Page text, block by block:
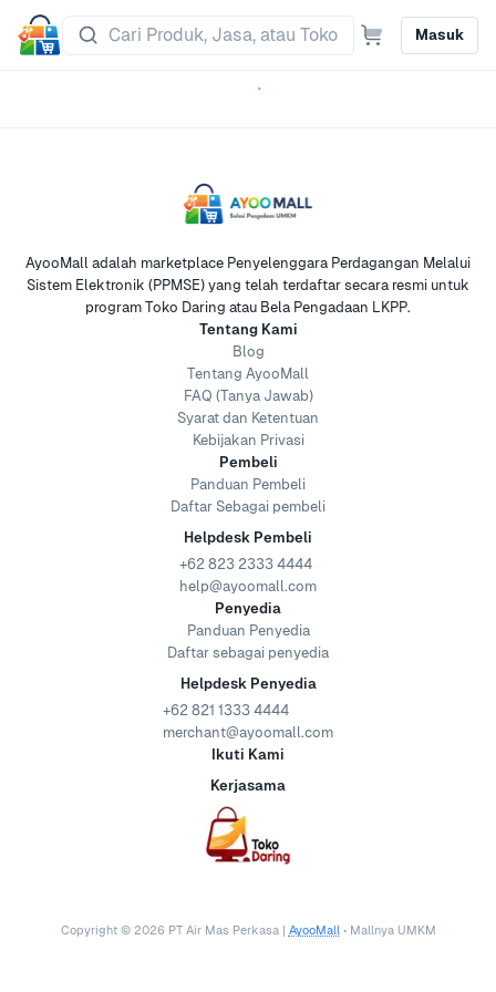
Masuk
AyooMall adalah marketplace Penyelenggara Perdagangan Melalui
Sistem Elektronik (PPMSE) yang telah terdaftar secara resmi untuk
program Toko Daring atau Bela Pengadaan LKPP.
Tentang Kami
Blog
Tentang AyooMall
FAQ (Tanya Jawab)
Syarat dan Ketentuan
Kebijakan Privasi
Pembeli
Panduan Pembeli
Daftar Sebagai pembeli
Helpdesk Pembeli
+62 823 2333 4444
help@ayoomall.com
Penyedia
Panduan Penyedia
Daftar sebagai penyedia
Helpdesk Penyedia
+62 821 1333 4444
merchant@ayoomall.com
Ikuti Kami
Kerjasama
Copyright © 2026 PT Air Mas Perkasa | AyooMall • Mallnya UMKM